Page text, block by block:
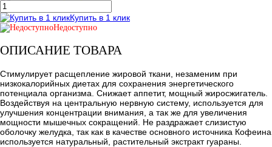
Купить в 1 клик
Недоступно
ОПИСАНИЕ ТОВАРА
Стимулирует расщепление жировой ткани, незаменим при
низкокалорийных диетах для сохранения энергетического
потенциала организма. Снижает аппетит, мощный жиросжигатель.
Воздействуя на центральную нервную систему, используется для
улучшения концентрации внимания, а так же для увеличения
мощности мышечных сокращений. Не раздражает слизистую
оболочку желудка, так как в качестве основного источника Кофеина
используется натуральный, растительный экстракт гуараны.